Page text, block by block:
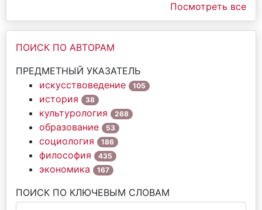
Посмотреть все
ПОИСК ПО АВТОРАМ
ПРЕДМЕТНЫЙ УКАЗАТЕЛЬ
искусствоведение
105
история 38
культурология 268
образование 53
социология 186
философия 435
экономика 167
ПОИСК ПО КЛЮЧЕВЫМ СЛОВАМ